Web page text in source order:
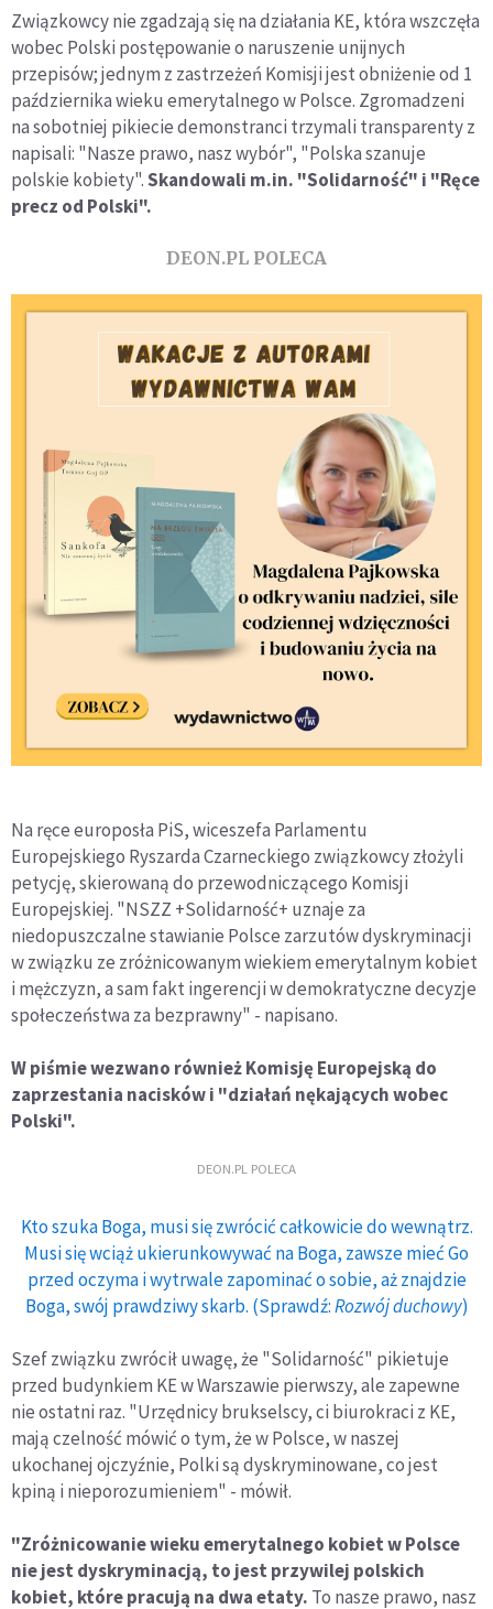
Związkowcy nie zgadzają się na działania KE, która wszczęła
wobec Polski postępowanie o naruszenie unijnych
przepisów; jednym z zastrzeżeń Komisji jest obniżenie od 1
października wieku emerytalnego w Polsce. Zgromadzeni
na sobotniej pikiecie demonstranci trzymali transparenty z
napisali: "Nasze prawo, nasz wybór", "Polska szanuje
polskie kobiety".Skandowali m.in. "Solidarność" i "Ręce
precz od Polski".
DEON.PL POLECA
Na ręce europosła PiS, wiceszefa Parlamentu
Europejskiego Ryszarda Czarneckiego związkowcy złożyli
petycję, skierowaną do przewodniczącego Komisji
Europejskiej. "NSZZ +Solidarność+ uznaje za
niedopuszczalne stawianie Polsce zarzutów dyskryminacji
w związku ze zróżnicowanym wiekiem emerytalnym kobiet
i mężczyzn, a sam fakt ingerencji w demokratyczne decyzje
społeczeństwa za bezprawny" - napisano.
W piśmie wezwano również Komisję Europejską do
zaprzestania nacisków i "działań nękających wobec
Polski".
DEON.PL POLECA
Kto szuka Boga, musi się zwrócić całkowicie do wewnątrz.
Musi się wciąż ukierunkowywać na Boga, zawsze mieć Go
przed oczyma i wytrwale zapominać o sobie, aż znajdzie
Boga, swój prawdziwy skarb. (Sprawdź:Rozwój duchowy)
Szef związku zwrócił uwagę, że "Solidarność" pikietuje
przed budynkiem KE w Warszawie pierwszy, ale zapewne
nie ostatni raz. "Urzędnicy brukselscy, ci biurokraci z KE,
mają czelność mówić o tym, że w Polsce, w naszej
ukochanej ojczyźnie, Polki są dyskryminowane, co jest
kpiną i nieporozumieniem" - mówił.
"Zróżnicowanie wieku emerytalnego kobiet w Polsce
nie jest dyskryminacją, to jest przywilej polskich
kobiet, które pracują na dwa etaty. To nasze prawo, nasz